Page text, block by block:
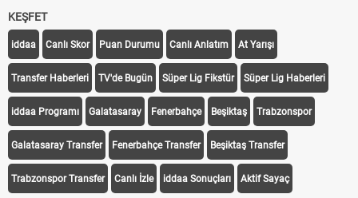
KEŞFET
iddaa Canlı Skor Puan Durumu Canlı Anlatım At Yarışı
Transfer Haberleri TV'de Bugün Süper Lig Fikstür Süper Lig Haberleri
iddaa Programı Galatasaray Fenerbahçe Beşiktaş Trabzonspor
Galatasaray Transfer Fenerbahçe Transfer Beşiktaş Transfer
Trabzonspor Transfer Canlı İzle iddaa Sonuçları Aktif Sayaç